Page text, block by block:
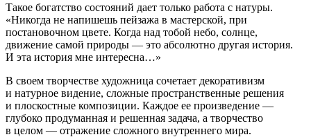
Такое богатство состояний дает только работа с натуры.
«Никогда не напишешь пейзажа в мастерской, при
постановочном цвете. Когда над тобой небо, солнце,
движение самой природы — это абсолютно другая история.
И эта история мне интересна…»
В своем творчестве художница сочетает декоративизм
и натурное видение, сложные пространственные решения
и плоскостные композиции. Каждое ее произведение —
глубоко продуманная и решенная задача, а творчество
в целом — отражение сложного внутреннего мира.